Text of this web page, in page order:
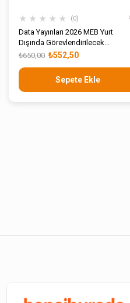
★ ★ ★ ★ ★ 0
Data Yayınları 2026 MEB Yurt
Dışında Görevlendirilecek
Öğretmenleri Seçme Sınavı
₺552,50
₺650,00
Sepete Ekle